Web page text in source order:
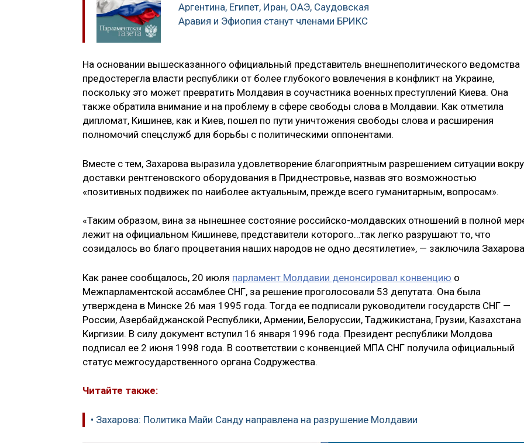
Аргентина, Египет, Иран, ОАЭ, Саудовская
Аравия и Эфиопия станут членами БРИКС
На основании вышесказанного официальный представитель внешнеполитического ведомства
предостерегла власти республики от более глубокого вовлечения в конфликт на Украине,
поскольку это может превратить Молдавия в соучастника военных преступлений Киева. Она
также обратила внимание и на проблему в сфере свободы слова в Молдавии. Как отметила
дипломат, Кишинев, как и Киев, пошел по пути уничтожения свободы слова и расширения
полномочий спецслужб для борьбы с политическими оппонентами.
Вместе с тем, Захарова выразила удовлетворение благоприятным разрешением ситуации
доставки рентгеновского оборудования в Приднестровье, назвав это возможностью
«позитивных подвижек по наиболее актуальным, прежде всего гуманитарным, вопросам».
«Таким образом, вина за нынешнее состояние российско-молдавских отношений в полной
лежит на официальном Кишиневе, представители которого…так легко разрушают то, что
созидалось во благо процветания наших народов не одно десятилетие», — заключила
Как ранее сообщалось, 20 июля парламент Молдавии денонсировал конвенцию о
Межпарламентской ассамблее СНГ, за решение проголосовали 53 депутата. Она была
утверждена в Минске 26 мая 1995 года. Тогда ее подписали руководители государств СНГ —
России, Азербайджанской Республики, Армении, Белоруссии, Таджикистана, Грузии, Казахстана
Киргизии. В силу документ вступил 16 января 1996 года. Президент республики Молдова
подписал ее 2 июня 1998 года. В соответствии с конвенцией МПА СНГ получила официальный
статус межгосударственного органа Содружества.
Читайте также:
• Захарова: Политика Майи Санду направлена на разрушение Молдавии